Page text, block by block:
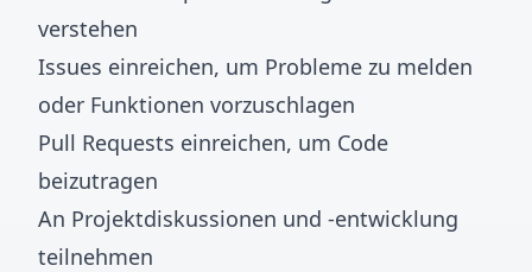
verstehen
Issues einreichen, um Probleme zu melden
oder Funktionen vorzuschlagen
Pull Requests einreichen, um Code
beizutragen
An Projektdiskussionen und -entwicklung
teilnehmen